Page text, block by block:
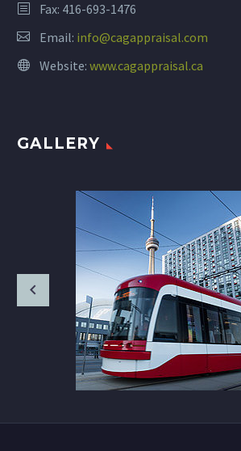
Fax: 416-693-1476
Email: info@cagappraisal.com
Website: www.cagappraisal.ca
GALLERY